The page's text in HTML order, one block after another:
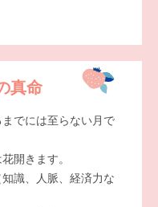
真命
でには至らない月で
開きます。
識、人脈、経済力な